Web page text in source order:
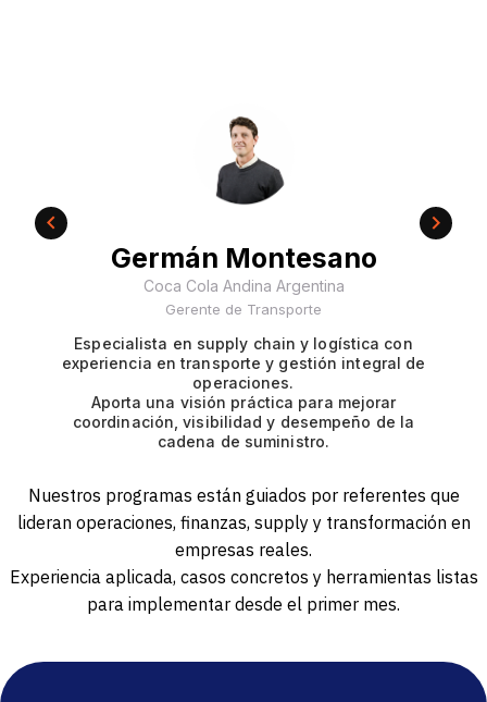
Germán Montesano
Coca Cola Andina Argentina
Gerente de Transporte
Especialista en supply chain y logística con
experiencia en transporte y gestión integral de
operaciones.
Aporta una visión práctica para mejorar
coordinación, visibilidad y desempeño de la
cadena de suministro.
Nuestros programas están guiados por referentes que
lideran operaciones, finanzas, supply y transformación en
empresas reales.
Experiencia aplicada, casos concretos y herramientas listas
para implementar desde el primer mes.